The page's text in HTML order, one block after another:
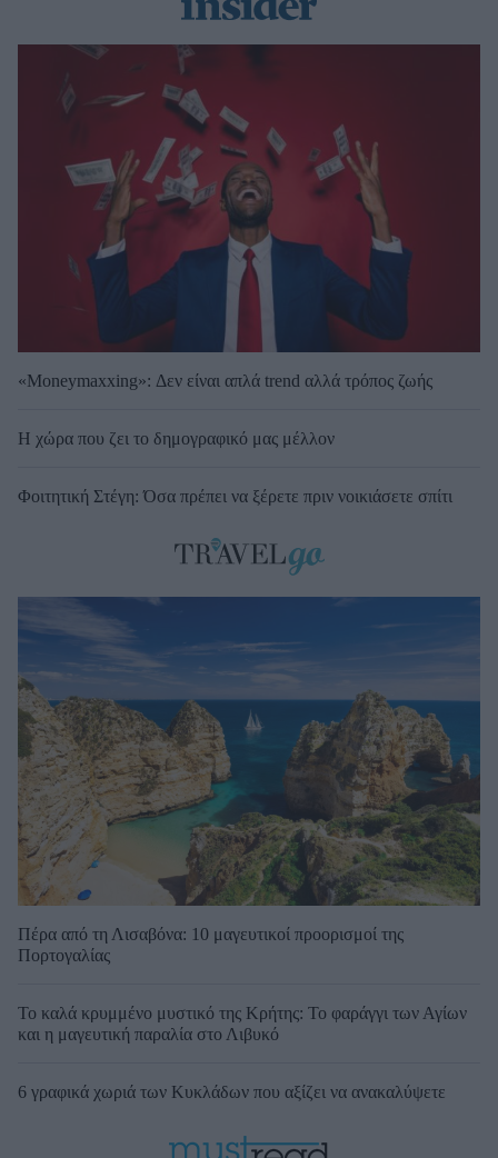
«Moneymaxxing»: Δεν είναι απλά trend αλλά τρόπος ζωής
Η χώρα που ζει το δημογραφικό μας μέλλον
Φοιτητική Στέγη: Όσα πρέπει να ξέρετε πριν νοικιάσετε σπίτι
Πέρα από τη Λισαβόνα: 10 μαγευτικοί προορισμοί της
Πορτογαλίας
Το καλά κρυμμένο μυστικό της Κρήτης: Το φαράγγι των Αγίων
και η μαγευτική παραλία στο Λιβυκό
6 γραφικά χωριά των Κυκλάδων που αξίζει να ανακαλύψετε